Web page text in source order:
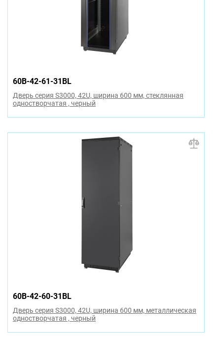
60B-42-61-31BL
Дверь серия S3000, 42U, ширина 600 мм, стеклянная
одностворчатая , черный
60B-42-60-31BL
Дверь серия S3000, 42U, ширина 600 мм, металлическая
одностворчатая , черный